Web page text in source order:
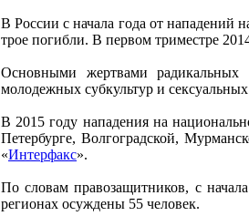
В России с начала года от нападений
трое погибли. В первом триместре
Основными жертвами радикальных
молодежных субкультур и
В 2015 году нападения на
Петербурге, Волгоградской,
«Интерфакс».
По словам правозащитников, с
регионах осуждены 55 человек.